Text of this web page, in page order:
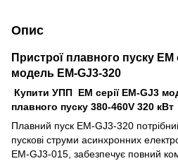
Опис
Пристрої плавного пуску EM
модель EM-GJ3-320
Купити УПП EM серії EM-GJ3
плавного пуску 380-460V 320 кВт
Плавний пуск EM-GJ3-320
пускові струми асинхронних
EM-GJ3-015 , забезпечує повний